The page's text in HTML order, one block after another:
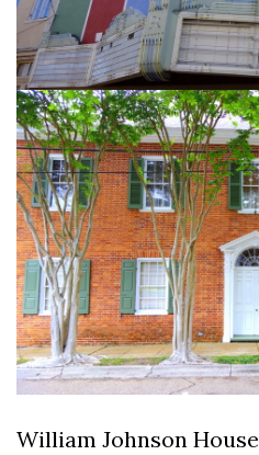
William Johnson House